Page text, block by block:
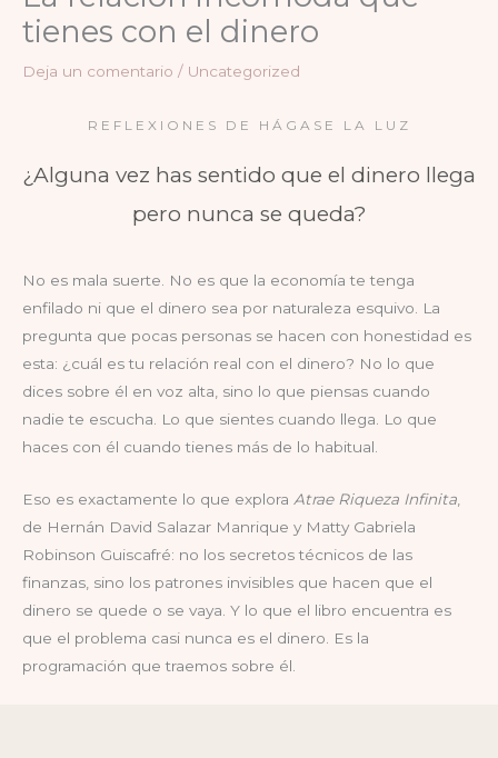
tienes con el dinero
Deja un comentario / Uncategorized
REFLEXIONES DE HÁGASE LA LUZ
¿Alguna vez has sentido que el dinero llega
pero nunca se queda?
No es mala suerte. No es que la economía te tenga
enfilado ni que el dinero sea por naturaleza esquivo. La
pregunta que pocas personas se hacen con honestidad es
esta: ¿cuál es tu relación real con el dinero? No lo que
dices sobre él en voz alta, sino lo que piensas cuando
nadie te escucha. Lo que sientes cuando llega. Lo que
haces con él cuando tienes más de lo habitual.
Eso es exactamente lo que explora Atrae Riqueza Infinita
de Hernán David Salazar Manrique y Matty Gabriela
Robinson Guiscafré: no los secretos técnicos de las
finanzas, sino los patrones invisibles que hacen que el
dinero se quede o se vaya. Y lo que el libro encuentra es
que el problema casi nunca es el dinero. Es la
programación que traemos sobre él.